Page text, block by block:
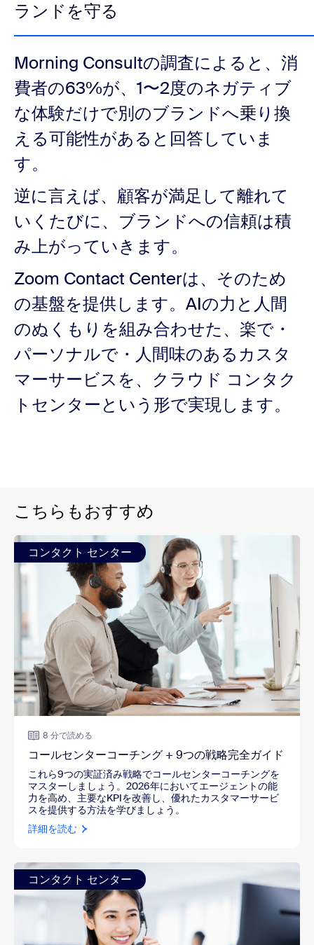
ランドを守る
Morning Consultの調査によると、消
費者の63%が、1〜2度のネガティブ
な体験だけで別のブランドへ乗り換
える可能性があると回答していま
す。
逆に言えば、顧客が満足して離れて
いくたびに、ブランドへの信頼は積
み上がっていきます。
Zoom Contact Centerは、そのため
の基盤を提供します。AIの力と人間
のぬくもりを組み合わせた、楽で・
パーソナルで・人間味のあるカスタ
マーサービスを、クラウド コンタク
トセンターという形で実現します。
こちらもおすすめ
コンタクト センター
8 分で読める
コールセンターコーチング + 9つの戦略完全ガイド
これら9つの実証済み戦略でコールセンターコーチングを
マスターしましょう。2026年においてエージェントの能
力を高め、主要なKPIを改善し、優れたカスタマーサービ
スを提供する方法を学びましょう。
詳細を読む
コンタクト センター